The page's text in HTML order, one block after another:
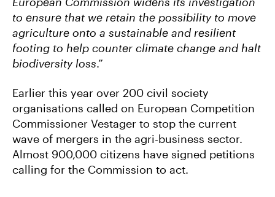
to ensure that we retain the possibility to move
agriculture onto a sustainable and resilient
footing to help counter climate change and halt
biodiversity loss.”
Earlier this year over 200 civil society
organisations called on European Competition
Commissioner Vestager to stop the current
wave of mergers in the agri-business sector.
Almost 900,000 citizens have signed petitions
calling for the Commission to act.